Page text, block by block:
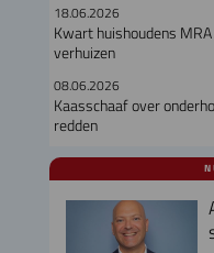
18.06.2026
Kwart huishoudens
verhuizen
08.06.2026
Kaasschaaf over
redden